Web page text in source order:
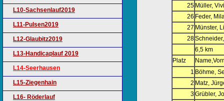
L10-Sachsenlauf2019
L11-Pulsen2019
L12-Glaubitz2019
L13-Handicaplauf 2019
L14-Seerhausen
L15-Ziegenhain
L16- Röderlauf
25 Müller,
26 Feder,
27 Münster,
28
6,5 km
Platz
1 Böhme,
2 Matz,
3Grübler,